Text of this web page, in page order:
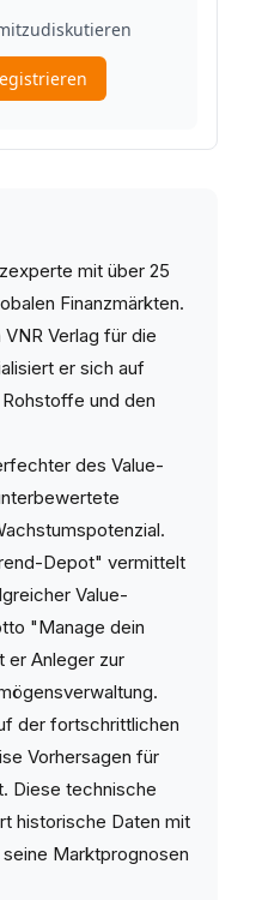
mit über 25
Finanzmärkten.
Verlag für die
er sich auf
und den
des Value-
Depot" vermittelt
Value-
"Manage dein
er Anleger zur
der fortschrittlichen
Vorhersagen für
Diese technische
historische Daten mit
Marktprognosen